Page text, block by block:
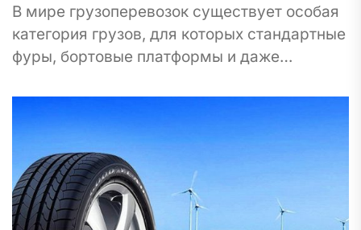
В мире грузоперевозок существует особая
категория грузов, для которых стандартные
фуры, бортовые платформы и даже
Наверняка вы догадались, что речь
пойдет...